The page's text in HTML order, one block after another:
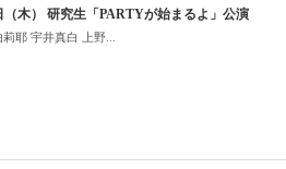
（木） 研究生「PARTYが始まるよ」公演
耶 宇井真白 上野...